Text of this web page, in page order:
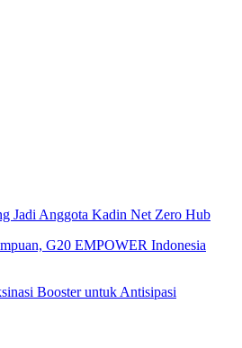
Jadi Anggota Kadin Net Zero Hub
G20 EMPOWER Indonesia
Booster untuk Antisipasi